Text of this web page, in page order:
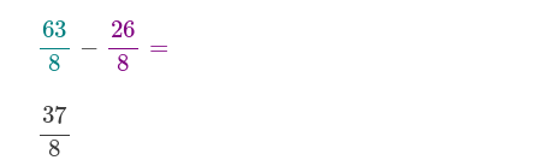
63
8
−
26
8
=
37
8